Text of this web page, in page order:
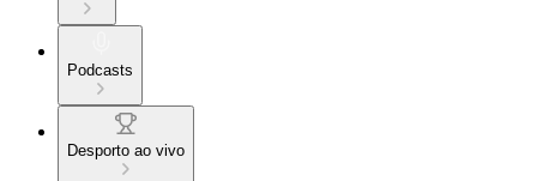
Podcasts
Desporto ao vivo